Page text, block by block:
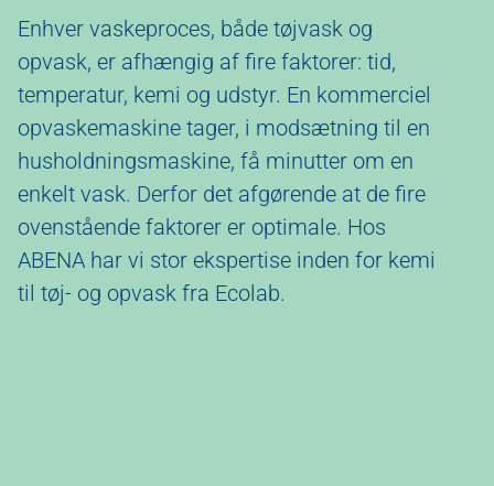
Enhver vaskeproces, både tøjvask og
opvask, er afhængig af fire faktorer: tid,
temperatur, kemi og udstyr. En kommerciel
opvaskemaskine tager, i modsætning til en
husholdningsmaskine, få minutter om en
enkelt vask. Derfor det afgørende at de fire
ovenstående faktorer er optimale. Hos
ABENA har vi stor ekspertise inden for kemi
til tøj- og opvask fra Ecolab.